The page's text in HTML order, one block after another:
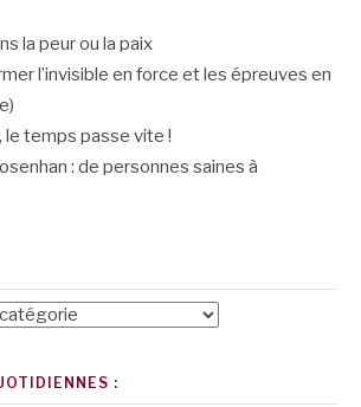
la peur ou la paix
l’invisible en force et les épreuves en
le temps passe vite !
: de personnes saines à
: